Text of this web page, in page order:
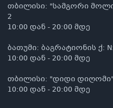
თბილისი: "სამგორი
2
10:00 დან - 20:00 მდე
ბათუმი: ბაგრატიონის ქ:
10:00 დან - 20:00 მდე
თბილისი: "დიდი დიღომი"
10:00 დან - 20:00 მდე